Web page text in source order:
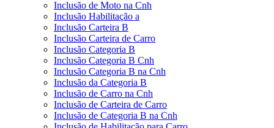
Inclusão de Moto na Cnh
Inclusão Habilitação a
Inclusão Carteira B
Inclusão Carteira de Carro
Inclusão Categoria B
Inclusão Categoria B Cnh
Inclusão Categoria B na Cnh
Inclusão da Categoria B
Inclusão de Carro na Cnh
Inclusão de Carteira de Carro
Inclusão de Categoria B na Cnh